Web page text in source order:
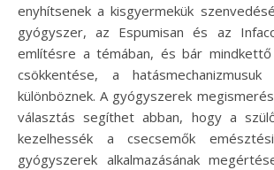
enyhítsenek a kisgyermekük
gyógyszer, az Espumisan és az
említésre a témában, és bár
csökkentése, a
különböznek. A gyógyszerek
választás segíthet abban, hogy a
kezelhessék a csecsemők
gyógyszerek alkalmazásának